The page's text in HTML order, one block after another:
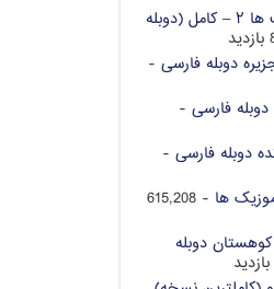
کارتون فوتبالیست ها ۲ – کامل (دوبله
دوبله فارسی -
فارسی -
دوبله فارسی -
ها
- 615,208
دوبله